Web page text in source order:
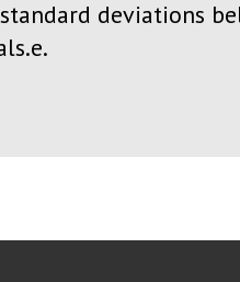
standard deviations